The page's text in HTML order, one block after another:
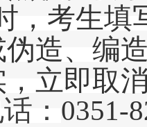
，考生填
造、编
立即取
： 0351-